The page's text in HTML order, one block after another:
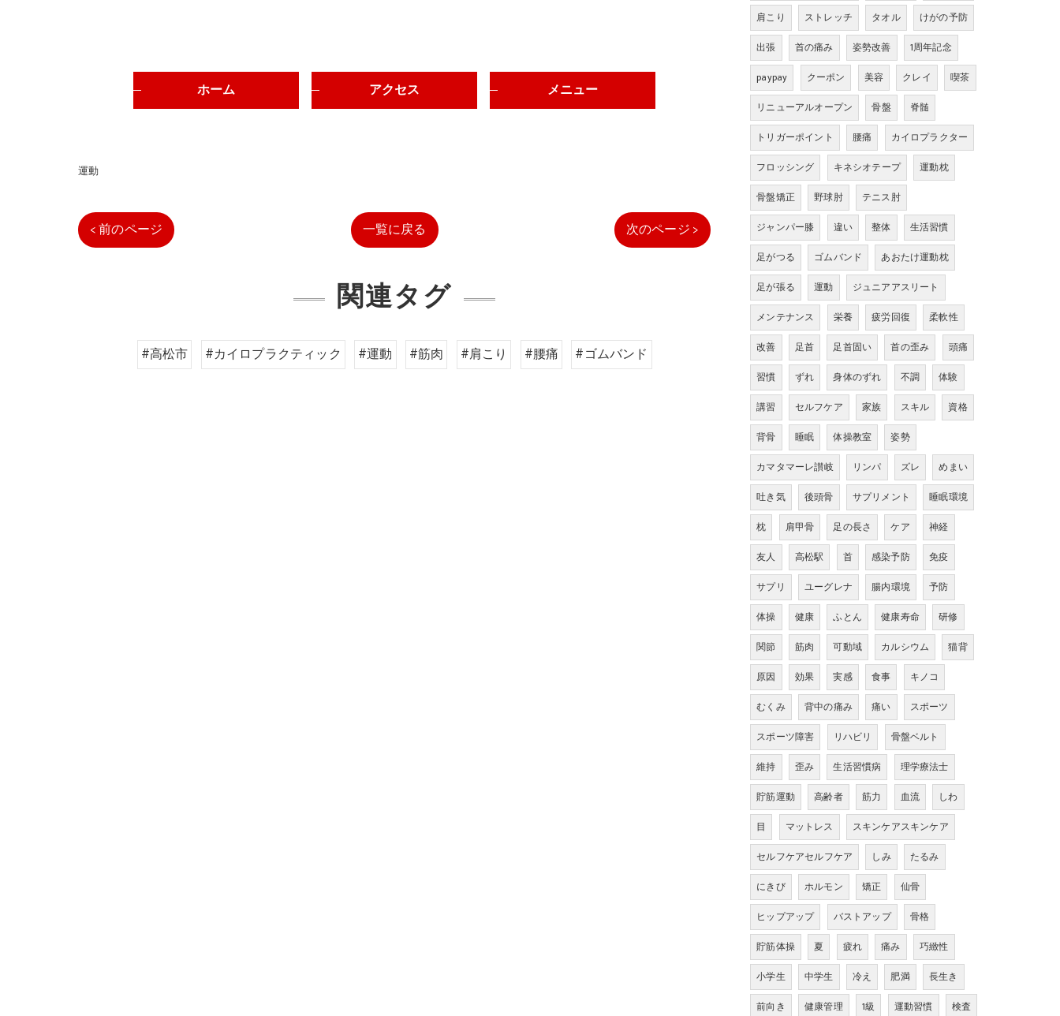
ホーム アクセス メニュー
運動
< 前のページ 一覧に戻る 次のページ >
関連タグ
#高松市 #カイロプラクティック #運動 #筋肉 #肩こり #腰痛 #ゴムバンド
肩こり
ストレッチ タオル
けがの予防
出張
首の痛み 姿勢改善
1周年記念
paypay
クーポン 美容 クレイ
喫茶
リニューアルオープン
骨盤
脊髄
トリガーポイント
腰痛
カイロプラクター
フロッシング
キネシオテープ
運動枕
骨盤矯正
野球肘
テニス肘
ジャンパー膝
違い 整体
生活習慣
足がつる
ゴムバンド
あおたけ運動枕
足が張る
運動
ジュニアアスリート
メンテナンス
栄養 疲労回復
柔軟性
改善
足首 足首固い 首の歪み
頭痛
習慣
ずれ 身体のずれ 不調
体験
講習
セルフケア 家族 スキル
資格
背骨
睡眠 体操教室
姿勢
カマタマーレ讃岐
リンパ ズレ
めまい
吐き気
後頭骨 サプリメント
睡眠環境
枕
肩甲骨 足の長さ ケア
神経
友人
高松駅 首 感染予防
免疫
サプリ
ユーグレナ 腸内環境
予防
体操
健康 ふとん 健康寿命
研修
関節
筋肉 可動域 カルシウム
猫背
原因
効果 実感 食事
キノコ
むくみ
背中の痛み 痛い
スポーツ
スポーツ障害
リハビリ
骨盤ベルト
維持
歪み 生活習慣病
理学療法士
貯筋運動
高齢者 筋力 血流
しわ
目
マットレス
スキンケアスキンケア
セルフケアセルフケア
しみ
たるみ
にきび
ホルモン 矯正
仙骨
ヒップアップ
バストアップ
骨格
貯筋体操
夏 疲れ 痛み
巧緻性
小学生
中学生 冷え 肥満
長生き
前向き
健康管理 1級 運動習慣 検査